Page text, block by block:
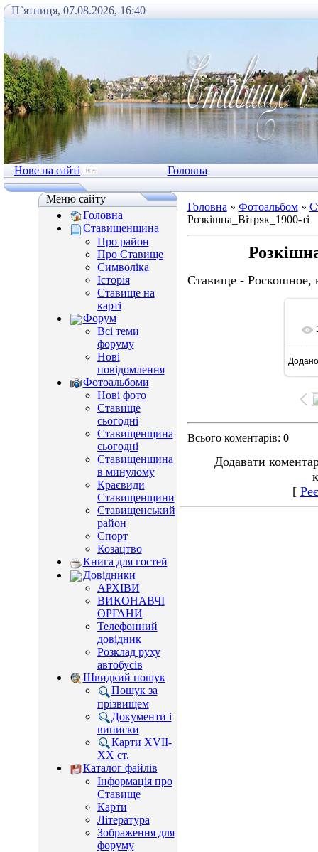
П`ятниця, 07.08.2026, 16:40
Нове на сайті Головна
Меню сайту
Головна
Ставищенщина
Про район
Про Ставище
Символіка
Історія
Ставище на
карті
Форум
Всі теми
форуму
Нові
повідомлення
Фотоальбоми
Нові фото
Ставище
сьогодні
Ставищенщина
сьогодні
Ставищенщина
в минулому
Краєвиди
Ставищенщини
Ставищенський
район
Спорт
Козацтво
Книга для гостей
Довідники
АРХІВИ
ВИКОНАВЧІ
ОРГАНИ
Телефонний
довідник
Розклад руху
автобусів
Швидкий пошук
Пошук за
прізвищем
Документи і
виписки
Карти XVII-
XX ст.
Каталог файлів
Інформація про
Ставище
Карти
Література
Зображення для
форуму
Головна » Фотоальбом»
Розкiшна_Вітряк_1900-ті
Ставище - Роскошное,
Додано
Всього коментарів: 0
Додавати
[